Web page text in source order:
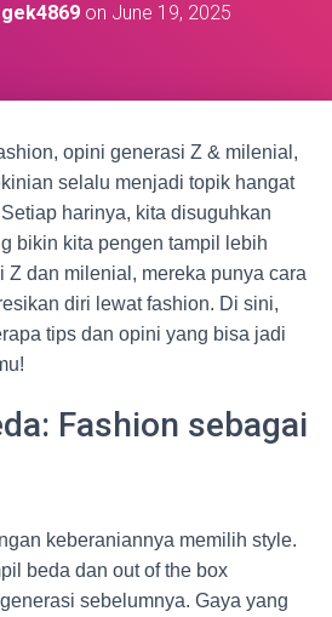
gek4869 on June 19, 2025
opini generasi Z & milenial,
selalu menjadi topik hangat
harinya, kita disuguhkan
bikin kita pengen tampil lebih
Z dan milenial, mereka punya cara
diri lewat fashion. Di sini,
tips dan opini yang bisa jadi
Fashion sebagai
keberaniannya memilih style.
beda dan out of the box
sebelumnya. Gaya yang